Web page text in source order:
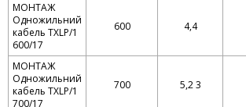
МОНТАЖ
Одножильний
кабель TXLP/1
600/17
600 4,4
МОНТАЖ
Одножильний
кабель TXLP/1
700/17
700 5,2 3